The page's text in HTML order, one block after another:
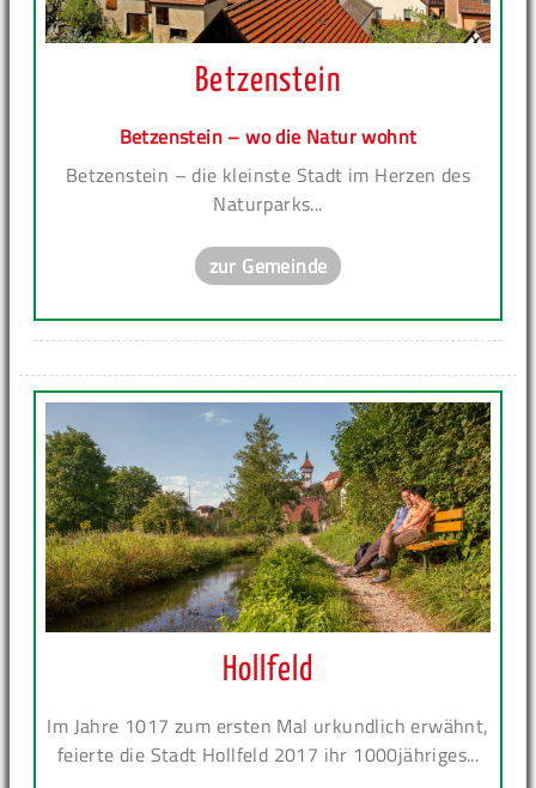
Betzenstein
Betzenstein – wo die Natur wohnt
Betzenstein – die kleinste Stadt im Herzen des
Naturparks...
zur Gemeinde
Hollfeld
Im Jahre 1017 zum ersten Mal urkundlich erwähnt,
feierte die Stadt Hollfeld 2017 ihr 1000jähriges...